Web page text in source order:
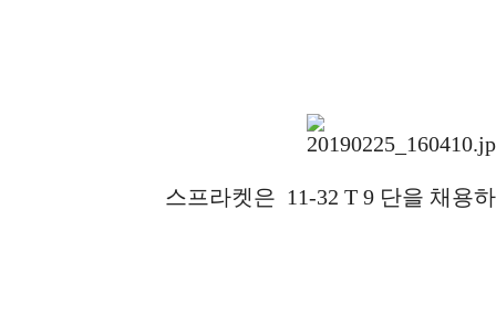
스프라켓은 11-32 T 9 단을 채용